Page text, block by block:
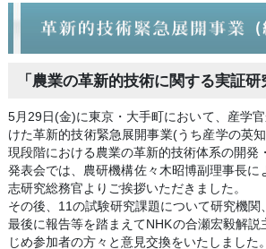
「農業の革新的技術に関する実証
5月29日(金)に東京・大手町において、産学
けた革新的技術緊急展開事業(うち産学の英
現段階における農業の革新的技術体系の開発
発表会では、農研機構佐々木昭博副理事長
志研究総務官よりご挨拶いただきました。
その後、11の試験研究課題について研究機関
最後に報告等を踏まえてNHKの合瀬宏毅解
じめ参加者の方々と意見交換をいたしました。